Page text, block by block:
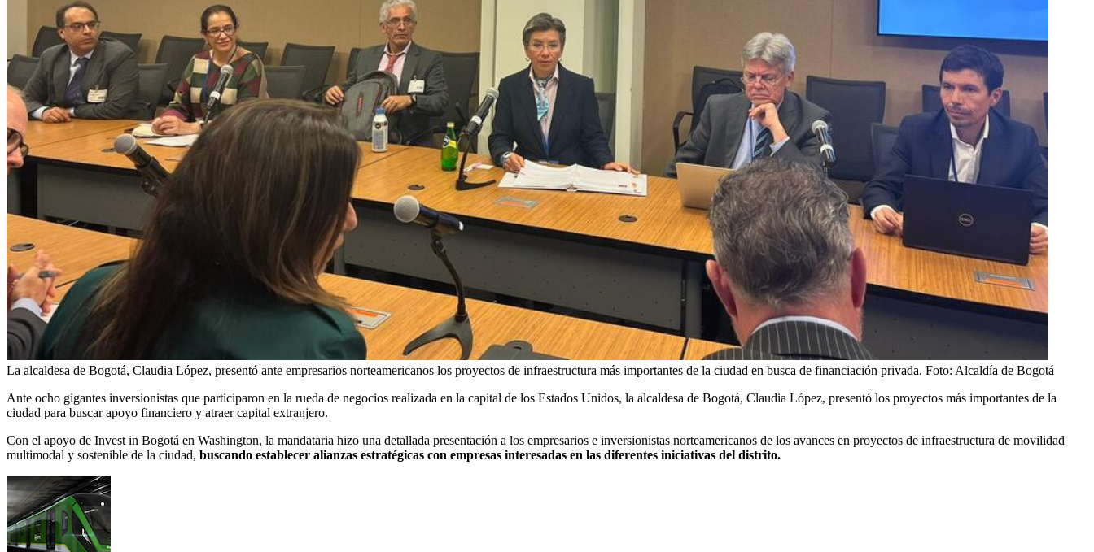
La alcaldesa de Bogotá, Claudia López, presentó ante empresarios norteamericanos los proyectos de infraestructura más importantes de la ciudad en busca de financiación privada. Foto: Alcaldía de Bogotá
Ante ocho gigantes inversionistas que participaron en la rueda de negocios realizada en la capital de los Estados Unidos, la alcaldesa de Bogotá, Claudia López, presentó los proyectos más importantes de la
ciudad para buscar apoyo financiero y atraer capital extranjero.
Con el apoyo de Invest in Bogotá en Washington, la mandataria hizo una detallada presentación a los empresarios e inversionistas norteamericanos de los avances en proyectos de infraestructura de movilidad
multimodal y sostenible de la ciudad, buscando establecer alianzas estratégicas con empresas interesadas en las diferentes iniciativas del distrito.